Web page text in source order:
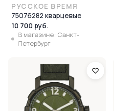
РУССКОЕ ВРЕМЯ
75076282 кварцевые
10 700 руб.
В магазине: Санкт-
Петербург